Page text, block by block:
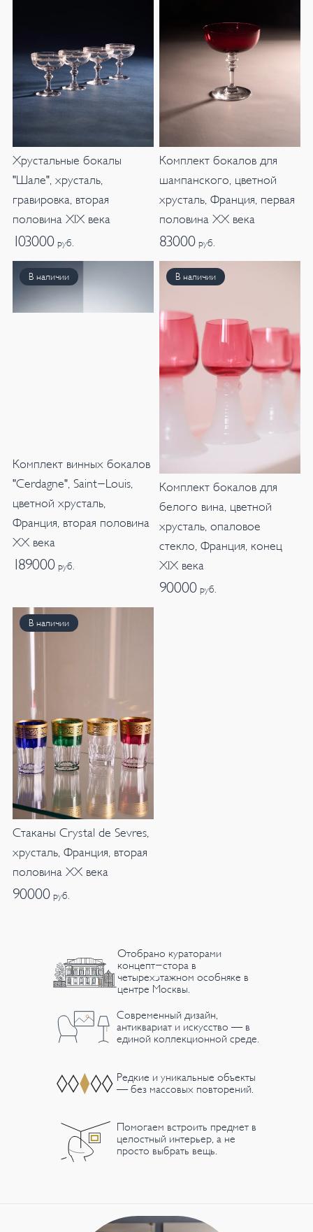
Хрустальные бокалы
"Шале", хрусталь,
гравировка, вторая
половина XIX века
103000 руб.
Комплект бокалов для
шампанского, цветной
хрусталь, Франция, первая
половина XX века
83000 руб.
В наличии
Комплект винных бокалов
"Cerdagne", Saint-Louis,
цветной хрусталь,
Франция, вторая половина
XX века
189000 руб.
В наличии
Комплект бокалов для
белого вина, цветной
хрусталь, опаловое
стекло, Франция, конец
XIX века
90000 руб.
В наличии
Стаканы Crystal de Sevres,
хрусталь, Франция, вторая
половина XX века
90000 руб.
Отобрано кураторами
концепт-стора в
четырехэтажном особняке в
центре Москвы.
Современный дизайн,
антиквариат и искусство — в
единой коллекционной среде.
Редкие и уникальные объекты
— без массовых повторений.
Помогаем встроить предмет в
целостный интерьер, а не
просто выбрать вещь.